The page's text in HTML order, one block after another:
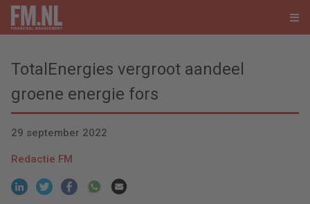
TotalEnergies vergroot aandeel
groene energie fors
29 september 2022
Redactie FM